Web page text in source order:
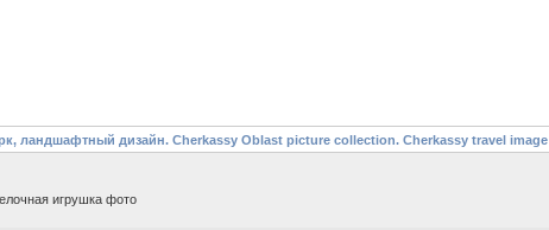
ландшафтный дизайн. Cherkassy Oblast picture collection. Cherkassy travel image
игрушка фото